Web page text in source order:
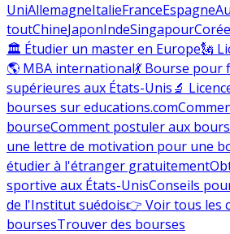
UniAllemagneItalieFranceEspagne
toutChineJaponIndeSingapour
🏛 Étudier un master en Europe🗽
🌎 MBA international💃 Bourse pour
supérieures aux États-Unis🔬
bourses sur educations.com
bourseComment postuler aux
une lettre de motivation pour une
étudier à l'étranger gratuitement
sportive aux États-UnisConseils
de l'Institut suédois👉 Voir tous les
boursesTrouver des bourses